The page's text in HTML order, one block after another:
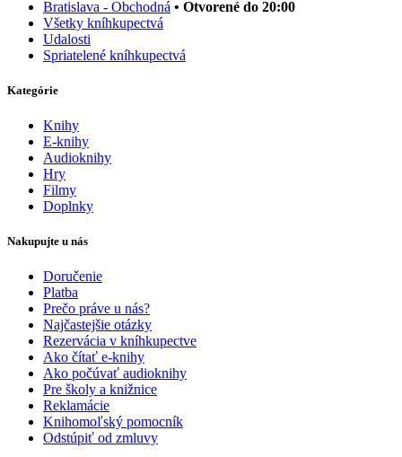
Bratislava - Obchodná • Otvorené do 20:00
Všetky kníhkupectvá
Udalosti
Spriatelené kníhkupectvá
Kategórie
Knihy
E-knihy
Audioknihy
Hry
Filmy
Doplnky
Nakupujte u nás
Doručenie
Platba
Prečo práve u nás?
Najčastejšie otázky
Rezervácia v kníhkupectve
Ako čítať e-knihy
Ako počúvať audioknihy
Pre školy a knižnice
Reklamácie
Knihomoľský pomocník
Odstúpiť od zmluvy